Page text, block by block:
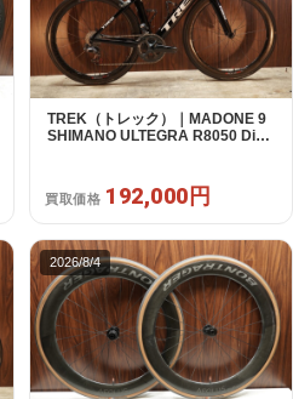
TREK（トレック）｜MADONE 9
SHIMANO ULTEGRA R8050 Di2
買取価格 192,000円
2026/8/4